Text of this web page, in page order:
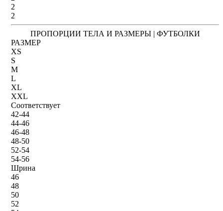
2
2
ПРОПОРЦИИ ТЕЛА И РАЗМЕРЫ | ФУТБОЛКИ
РАЗМЕР
XS
S
M
L
XL
XXL
Соответствует
42-44
44-46
46-48
48-50
52-54
54-56
Шрина
46
48
50
52